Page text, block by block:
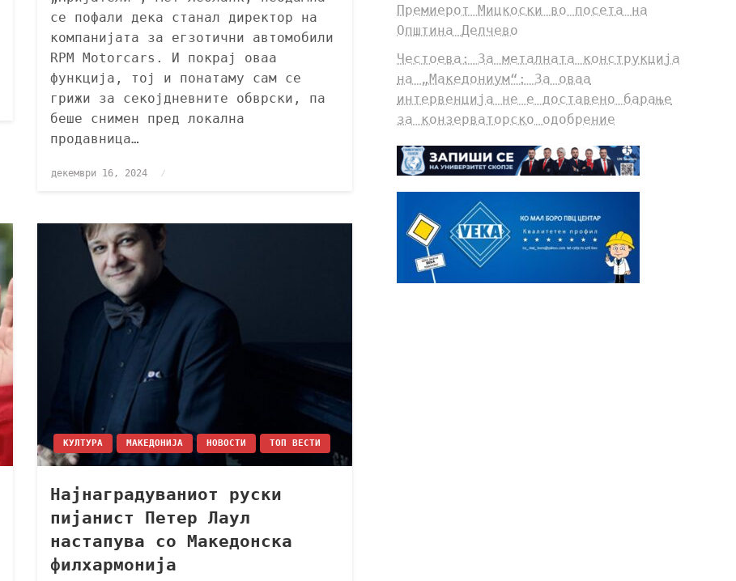
се пофали дека станал директор на
компанијата за егзотични автомобили
RPM Motorcars. И покрај оваа
функција, тој и понатаму сам се
грижи за секојдневните обврски, па
беше снимен пред локална
продавница…
декември 16, 2024
КУЛТУРА МАКЕДОНИЈА НОВОСТИ ТОП ВЕСТИ
Најнаградуваниот руски
пијанист Петер Лаул
настапува со Македонска
филхармонија
Премиерот Мицкоски во посета на
Општина Делчево
Честоева: За металната конструкција
на „Македониум“: За оваа
интервенција не е доставено барање
за конзерваторско одобрение